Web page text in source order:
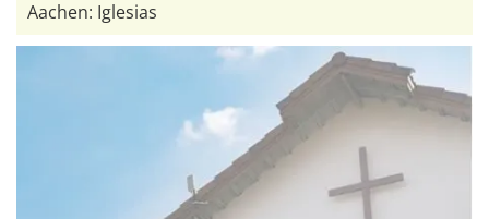
Aachen: Iglesias